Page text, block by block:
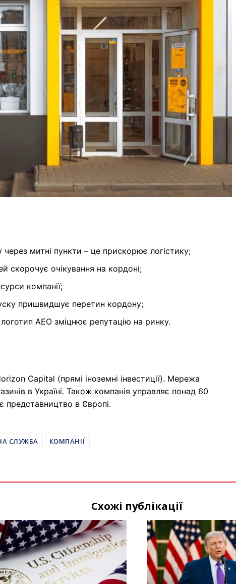
митні пункти – це прискорює логістику;
очікування на кордоні;
компанії;
пришвидшує перетин кордону;
АЕО зміцнює репутацію на ринку.
Capital (прямі іноземні інвестиції). Мережа
в Україні. Також компанія управляє понад 60
в Європі.
СЛУЖБА КОМПАНІЇ
Схожі публікації